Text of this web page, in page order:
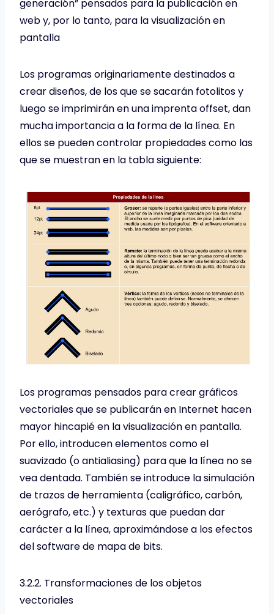
generación” pensados para la publicación en
web y, por lo tanto, para la visualización en
pantalla
Los programas originariamente destinados a
crear diseños, de los que se sacarán fotolitos y
luego se imprimirán en una imprenta offset, dan
mucha importancia a la forma de la línea. En
ellos se pueden controlar propiedades como las
que se muestran en la tabla siguiente:
Los programas pensados para crear gráficos
vectoriales que se publicarán en Internet hacen
mayor hincapié en la visualización en pantalla.
Por ello, introducen elementos como el
suavizado (o antialiasing) para que la línea no se
vea dentada. También se introduce la simulación
de trazos de herramienta (caligráfico, carbón,
aerógrafo, etc.) y texturas que puedan dar
carácter a la línea, aproximándose a los efectos
del software de mapa de bits.
3.2.2. Transformaciones de los objetos
vectoriales